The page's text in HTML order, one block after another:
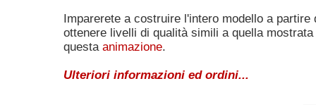
Imparerete a costruire l'intero modello a partire
ottenere livelli di qualità simili a quella
questa animazione.
Ulteriori informazioni ed ordini...